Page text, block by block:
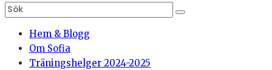
Hem & Blogg
Om Sofia
Träningshelger 2024-2025